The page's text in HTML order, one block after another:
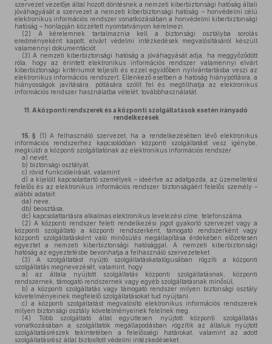
szervezet vezetője által hozott döntésnek a nemzeti kiberbiztonsági hatóság általi
jóváhagyását a szervezet a nemzeti kiberbiztonsági hatóság – honvédelmi célú
elektronikus információs rendszer vonatkozásában a honvédelmi kiberbiztonsági
hatóság – honlapján közzétett nyomtatványon kérelmezi.
(2) A kérelemnek tartalmaznia kell a biztonsági osztályba sorolás
eredményeként kapott, elvárt védelmi intézkedések megvalósításáról készült
valamennyi dokumentációt.
(3) A nemzeti kiberbiztonsági hatóság a jóváhagyását adja, ha meggyőződött
róla, hogy az érintett elektronikus információs rendszer valamennyi elvárt
kiberbiztonsági kritériumot teljesíti és ezzel egyidőben nyilvántartásba veszi az
elektronikus információs rendszert. Ellenkező esetben a hatóság hiánypótlásra, a
hiányosságok javítására, pótlására szólít fel és megtilthatja az elektronikus
információs rendszer használatba vételét, továbbhasználatát.
11. A központi rendszerek és a központi szolgáltatások esetén irányadó
rendelkezések
15. § (1) A felhasználó szervezet, ha a rendelkezésében lévő elektronikus
információs rendszerhez kapcsolódóan központi szolgáltatást vesz igénybe,
megküldi a központi szolgáltatónak az elektronikus információs rendszer
a) nevét,
b) biztonsági osztályát,
c) rövid funkcióleírását, valamint
d) a kijelölt kapcsolattartó személyek – ideértve az adatgazda, az üzemeltetési
felelős és az elektronikus információs rendszer biztonságáért felelős személy –
alábbi adatait:
da) neve,
db) beosztása,
dc) kapcsolattartásra alkalmas elektronikus levelezési címe, telefonszáma.
(2) A központi rendszer felett rendelkezési jogot gyakorló szervezet vagy a
központi szolgáltató a központi rendszerként, támogató rendszerként vagy
központi szolgáltatásként való minősülés megállapítása érdekében előzetesen
egyeztet a nemzeti kiberbiztonsági hatósággal. A nemzeti kiberbiztonsági
hatóság az egyeztetésbe bevonhatja a felhasználó szervezeteket.
(3) A szolgáltatást nyújtó szolgáltatáskatalógusában rögzíti a központi
szolgáltatás megnevezését, valamint, hogy
a) az általa nyújtott szolgáltatás központi szolgáltatásnak, központi
rendszernek, támogató rendszernek vagy egyéb szolgáltatásnak minősül,
b) a központi szolgáltatás vagy támogató rendszer milyen biztonsági osztály
követelményeinek megfelelő szolgáltatásokat tud nyújtani,
c) a központi szolgáltatást megvalósító elektronikus információs rendszerek
milyen biztonsági osztály követelményeinek felelnek meg.
(4) Több szolgáltató által együttesen nyújtott központi szolgáltatás
vonatkozásában a szolgáltatók megállapodásban rögzítik az általuk nyújtott
szolgáltatásrészek tekintetében a felelősségi határokat, valamint az adott
szolgáltatásrész által biztosított védelmi intézkedéseket.